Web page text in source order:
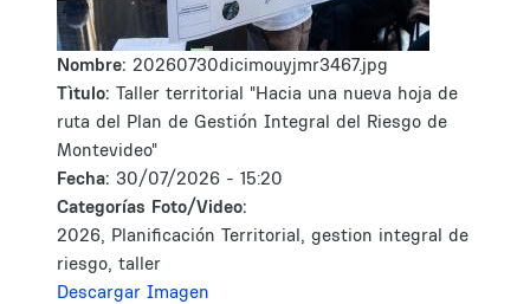
Nombre: 20260730dicimouyjmr3467.jpg
Tìtulo: Taller territorial "Hacia una nueva hoja de
ruta del Plan de Gestión Integral del Riesgo de
Montevideo"
Fecha: 30/07/2026 - 15:20
Categorías Foto/Video:
2026, Planificación Territorial, gestion integral de
riesgo, taller
Descargar Imagen